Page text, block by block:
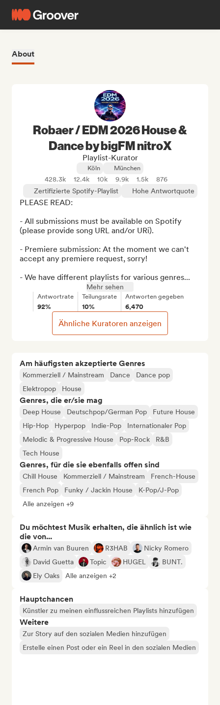
About
Am häufigsten akzeptierte Genres
Kommerziell / Mainstream Dance
Dance pop
Elektropop
House
Genres, die er/sie mag
Deep House Deutschpop/German Pop
Future House
Hip-Hop
Hyperpop Indie-Pop
Internationaler Pop
Melodic & Progressive House
Pop-Rock
R&B
Tech House
Genres, für die sie ebenfalls offen sind
Chill House Kommerziell / Mainstream
French-House
French Pop
Funky / Jackin House
K-Pop/J-Pop
Alle anzeigen +9
Du möchtest Musik erhalten, die ähnlich ist wie
die von...
Armin van Buuren R3HAB
Nicky Romero
David Guetta
Topic HUGEL
BUNT.
Ely Oaks
Alle anzeigen +2
Hauptchancen
Künstler zu meinen einflussreichen Playlists hinzufügen
Weitere
Zur Story auf den sozialen Medien hinzufügen
Erstelle einen Post oder ein Reel in den sozialen Medien
Robaer / EDM 2026 House &
Dance by bigFM nitroX
Playlist-Kurator
Köln München
428.3k 12.4k 10k 9.9k 1.5k
876
Zertifizierte Spotify-Playlist
Hohe Antwortquote
PLEASE READ:
- All submissions must be available on Spotify
(please provide song URL and/or URi).
- Premiere submission: At the moment we can't
accept any premiere request, sorry!
- We have different playlists for various genres...
Mehr sehen
Antwortrate
92%
Teilungsrate
10%
Antworten gegeben
6,470
Ähnliche Kuratoren anzeigen